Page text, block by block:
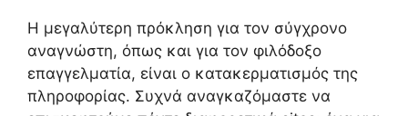
Η μεγαλύτερη πρόκληση για τον σύγχρονο
αναγνώστη, όπως και για τον φιλόδοξο
επαγγελματία, είναι ο κατακερματισμός της
πληροφορίας. Συχνά αναγκαζόμαστε να